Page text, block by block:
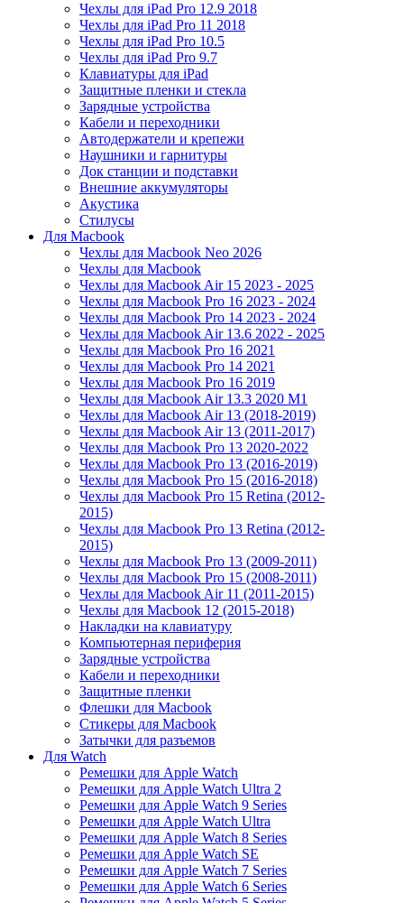
Чехлы для iPad Pro 12.9 2018
Чехлы для iPad Pro 11 2018
Чехлы для iPad Pro 10.5
Чехлы для iPad Pro 9.7
Клавиатуры для iPad
Защитные пленки и стекла
Зарядные устройства
Кабели и переходники
Автодержатели и крепежи
Наушники и гарнитуры
Док станции и подставки
Внешние аккумуляторы
Акустика
Стилусы
Для Macbook
Чехлы для Macbook Neo 2026
Чехлы для Macbook
Чехлы для Macbook Air 15 2023 - 2025
Чехлы для Macbook Pro 16 2023 - 2024
Чехлы для Macbook Pro 14 2023 - 2024
Чехлы для Macbook Air 13.6 2022 - 2025
Чехлы для Macbook Pro 16 2021
Чехлы для Macbook Pro 14 2021
Чехлы для Macbook Pro 16 2019
Чехлы для Macbook Air 13.3 2020 M1
Чехлы для Macbook Air 13 (2018-2019)
Чехлы для Macbook Air 13 (2011-2017)
Чехлы для Macbook Pro 13 2020-2022
Чехлы для Macbook Pro 13 (2016-2019)
Чехлы для Macbook Pro 15 (2016-2018)
Чехлы для Macbook Pro 15 Retina (2012-
2015)
Чехлы для Macbook Pro 13 Retina (2012-
2015)
Чехлы для Macbook Pro 13 (2009-2011)
Чехлы для Macbook Pro 15 (2008-2011)
Чехлы для Macbook Air 11 (2011-2015)
Чехлы для Macbook 12 (2015-2018)
Накладки на клавиатуру
Компьютерная периферия
Зарядные устройства
Кабели и переходники
Защитные пленки
Флешки для Macbook
Стикеры для Macbook
Затычки для разъемов
Для Watch
Ремешки для Apple Watch
Ремешки для Apple Watch Ultra 2
Ремешки для Apple Watch 9 Series
Ремешки для Apple Watch Ultra
Ремешки для Apple Watch 8 Series
Ремешки для Apple Watch SE
Ремешки для Apple Watch 7 Series
Ремешки для Apple Watch 6 Series